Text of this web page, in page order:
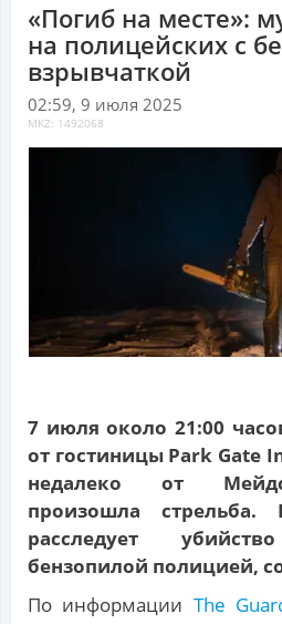
«Погиб на месте»:
на полицейских с
взрывчаткой
02:59, 9 июля 2025
MKZ: 1492068
7 июля около 21:00
от гостиницы Park Gate
недалеко от
произошла стрельба.
расследует
бензопилой полицией,
По информации The